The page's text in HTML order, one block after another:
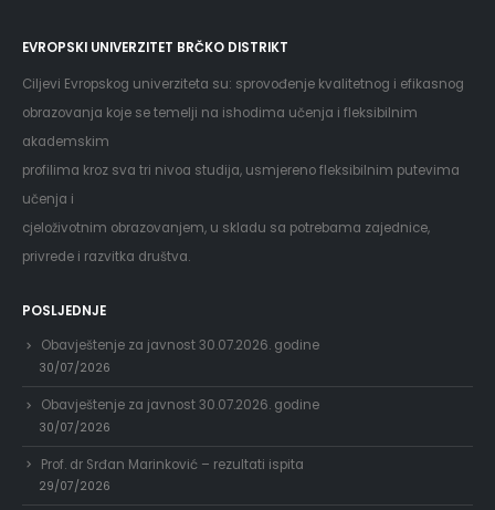
EVROPSKI UNIVERZITET BRČKO DISTRIKT
Ciljevi Evropskog univerziteta su: sprovođenje kvalitetnog i efikasnog
obrazovanja koje se temelji na ishodima učenja i fleksibilnim
akademskim
profilima kroz sva tri nivoa studija, usmjereno fleksibilnim putevima
učenja i
cjeloživotnim obrazovanjem, u skladu sa potrebama zajednice,
privrede i razvitka društva.
POSLJEDNJE
Obavještenje za javnost 30.07.2026. godine
30/07/2026
Obavještenje za javnost 30.07.2026. godine
30/07/2026
Prof. dr Srđan Marinković – rezultati ispita
29/07/2026